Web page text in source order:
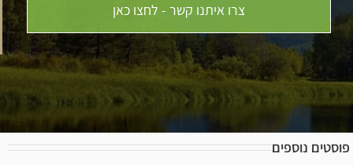
צרו איתנו קשר - לחצו כאן
פוסטים נוספים